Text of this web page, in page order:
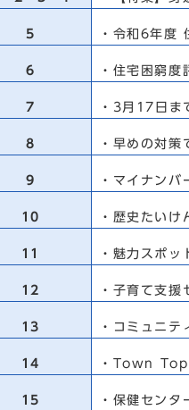
5 ・令和6年度
6 ・住宅困窮度
7 ・3月17日ま
8 ・早めの対策
9 ・マイナン
10 ・歴史たい
11 ・魅力スポ
12 ・子育て支援
13 ・コミュニテ
14 ・Town
15 ・保健センタ